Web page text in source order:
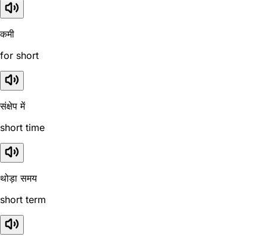
कमी
for short
संक्षेप में
short time
थोड़ा समय
short term